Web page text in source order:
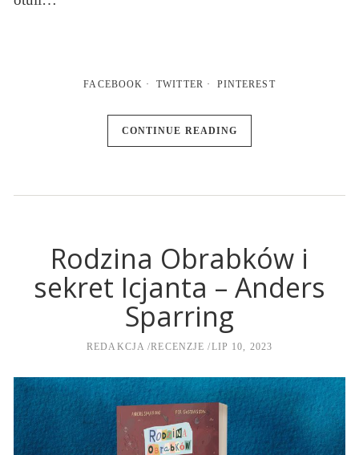
FACEBOOK TWITTER PINTEREST
CONTINUE READING
Rodzina Obrabków i
sekret Icjanta – Anders
Sparring
REDAKCJA RECENZJE LIP 10, 2023